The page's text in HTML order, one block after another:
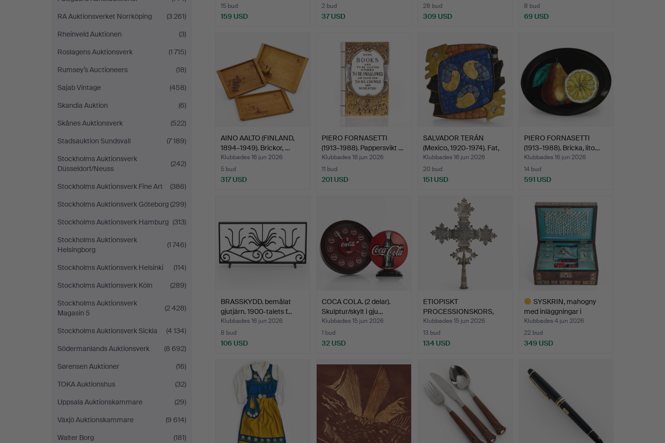
RA Auktionsverket Norrköping
(3 261)
Rheinveld Auktionen
(3)
Roslagens Auktionsverk
(1 715)
Rumsey’s Auctioneers
(18)
Sajab Vintage
(458)
Skandia Auktion
(6)
Skånes Auktionsverk
(522)
Stadsauktion Sundsvall
(7 189)
Stockholms Auktionsverk
Düsseldorf/Neuss
(242)
Stockholms Auktionsverk Fine Art
(386)
Stockholms Auktionsverk Göteborg(299)
Stockholms Auktionsverk Hamburg (313)
Stockholms Auktionsverk
Helsingborg
(1 746)
Stockholms Auktionsverk Helsinki
(114)
Stockholms Auktionsverk Köln
(289)
Stockholms Auktionsverk
Magasin 5
(2 428)
Stockholms Auktionsverk Sickla
(4 134)
Södermanlands Auktionsverk
(8 692)
Sørensen Auktioner
(16)
TOKA Auktionshus
(32)
Uppsala Auktionskammare
(29)
Växjö Auktionskammare
(9 614)
Walter Borg
(181)
15 bud
159 USD
2 bud
37 USD
28 bud
309 USD
8 bud
69 USD
AINO AALTO (FINLAND,
1894–1949). Brickor, …
Klubbades 16 jun 2026
5 bud
317 USD
PIERO FORNASETTI
(1913–1988). Pappersvikt …
Klubbades 16 jun 2026
11 bud
201 USD
SALVADOR TERÁN
(Mexico, 1920-1974). Fat,
m…
Klubbades 16 jun 2026
20 bud
151 USD
PIERO FORNASETTI
(1913–1988). Bricka, lito…
Klubbades 16 jun 2026
14 bud
591 USD
BRASSKYDD. bemålat
gjutjärn. 1900-talets f…
Klubbades 16 jun 2026
8 bud
106 USD
COCA COLA. (2 delar).
Skulptur/skylt i gju…
Klubbades 15 jun 2026
1 bud
32 USD
ETIOPISKT
PROCESSIONSKORS,
försilvrad meta…
Klubbades 15 jun 2026
13 bud
134 USD
SYSKRIN, mahogny
med inläggningar i
pärlem…
Klubbades 4 jun 2026
22 bud
349 USD
föremål